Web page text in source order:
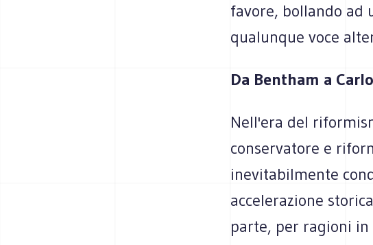
favore, bollando ad
qualunque voce
Da Bentham a
Nell'era del
conservatore e
inevitabilmente
accelerazione
parte, per ragioni